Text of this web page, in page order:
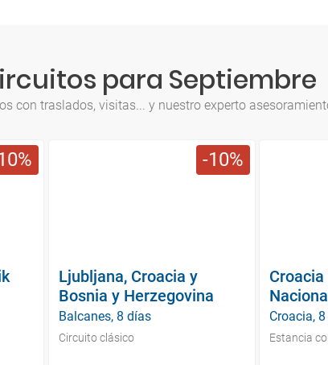
para Septiembre
con traslados, visitas... y nuestro experto
10
Ljubljana, Croacia y
Bosnia y Herzegovina
Balcanes, 8 días
Circuito clásico
Croacia,
Estancia